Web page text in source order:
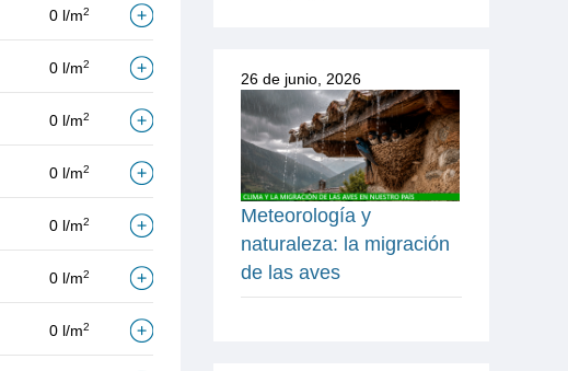
0 l/m2
0 l/m2
0 l/m2
0 l/m2
0 l/m2
0 l/m2
0 l/m2
26 de junio, 2026
Meteorología y
naturaleza: la migración
de las aves